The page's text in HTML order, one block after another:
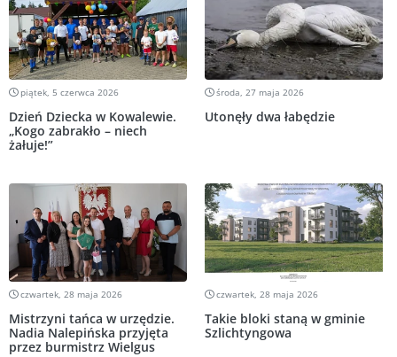
piątek, 5 czerwca 2026
Dzień Dziecka w Kowalewie.
„Kogo zabrakło – niech
żałuje!”
środa, 27 maja 2026
Utonęły dwa łabędzie
czwartek, 28 maja 2026
Mistrzyni tańca w urzędzie.
Nadia Nalepińska przyjęta
przez burmistrz Wielgus
czwartek, 28 maja 2026
Takie bloki staną w gminie
Szlichtyngowa